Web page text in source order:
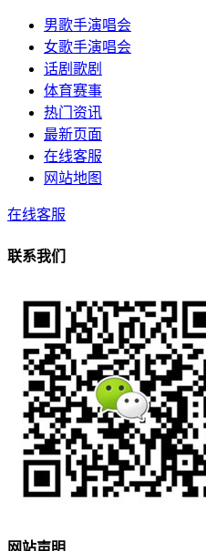
男歌手演唱会
女歌手演唱会
话剧歌剧
体育赛事
热门资讯
最新页面
在线客服
网站地图
在线客服
联系我们
网站声明